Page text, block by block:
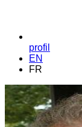
profil
EN
FR